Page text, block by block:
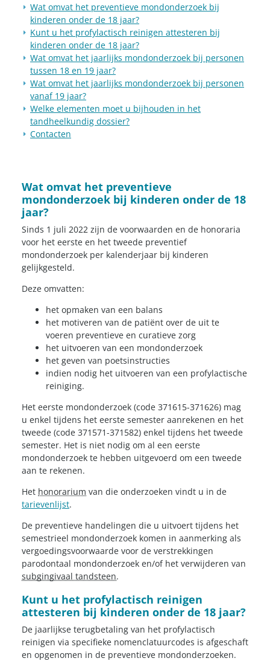
Wat omvat het preventieve mondonderzoek bij
kinderen onder de 18 jaar?
Kunt u het profylactisch reinigen attesteren bij
kinderen onder de 18 jaar?
Wat omvat het jaarlijks mondonderzoek bij personen
tussen 18 en 19 jaar?
Wat omvat het jaarlijks mondonderzoek bij personen
vanaf 19 jaar?
Welke elementen moet u bijhouden in het
tandheelkundig dossier?
Contacten
Wat omvat het preventieve
mondonderzoek bij kinderen onder de 18
jaar?
Sinds 1 juli 2022 zijn de voorwaarden en de honoraria
voor het eerste en het tweede preventief
mondonderzoek per kalenderjaar bij kinderen
gelijkgesteld.
Deze omvatten:
het opmaken van een balans
het motiveren van de patiënt over de uit te
voeren preventieve en curatieve zorg
het uitvoeren van een mondonderzoek
het geven van poetsinstructies
indien nodig het uitvoeren van een profylactische
reiniging.
Het eerste mondonderzoek (code 371615-371626) mag
u enkel tijdens het eerste semester aanrekenen en het
tweede (code 371571-371582) enkel tijdens het tweede
semester. Het is niet nodig om al een eerste
mondonderzoek te hebben uitgevoerd om een tweede
aan te rekenen.
Het honorarium van die onderzoeken vindt u in de
tarievenlijst.
De preventieve handelingen die u uitvoert tijdens het
semestrieel mondonderzoek komen in aanmerking als
vergoedingsvoorwaarde voor de verstrekkingen
parodontaal mondonderzoek en/of het verwijderen van
subgingivaal tandsteen.
Kunt u het profylactisch reinigen
attesteren bij kinderen onder de 18 jaar?
De jaarlijkse terugbetaling van het profylactisch
reinigen via specifieke nomenclatuurcodes is afgeschaft
en opgenomen in de preventieve mondonderzoeken.